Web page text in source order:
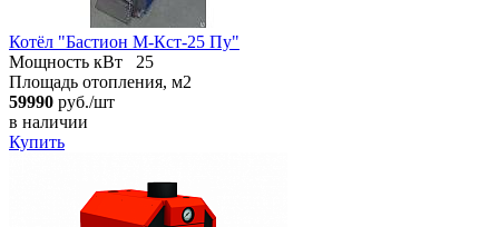
Котёл "Бастион М-Кст-25 Пу"
Мощность кВт
25
Площадь отопления, м2
59990 руб./шт
в наличии
Купить